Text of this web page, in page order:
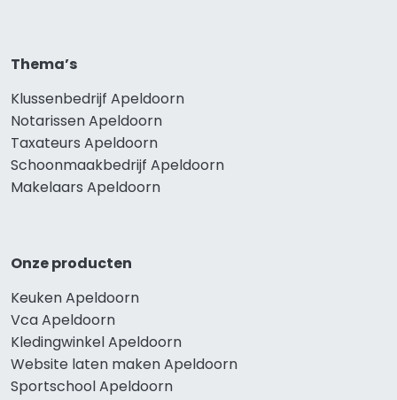
Thema’s
Klussenbedrijf Apeldoorn
Notarissen Apeldoorn
Taxateurs Apeldoorn
Schoonmaakbedrijf Apeldoorn
Makelaars Apeldoorn
Onze producten
Keuken Apeldoorn
Vca Apeldoorn
Kledingwinkel Apeldoorn
Website laten maken Apeldoorn
Sportschool Apeldoorn